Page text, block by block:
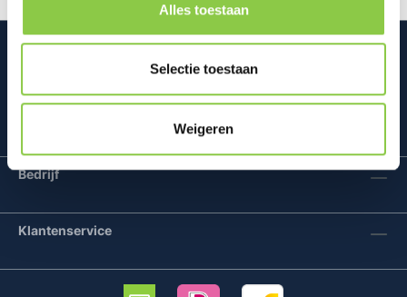
Alles toestaan
Selectie toestaan
Weigeren
Mconomy BV
Bedrijf
Klantenservice